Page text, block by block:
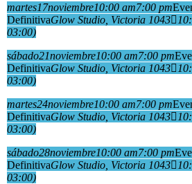
martes17noviembre10:00 am7:00 pm
DefinitivaGlow Studio , Victoria 1043
03:00)
sábado21noviembre10:00 am7:00 pm
DefinitivaGlow Studio , Victoria 1043
03:00)
martes24noviembre10:00 am7:00 pm
DefinitivaGlow Studio , Victoria 1043
03:00)
sábado28noviembre10:00 am7:00 pm
DefinitivaGlow Studio , Victoria 1043
03:00)